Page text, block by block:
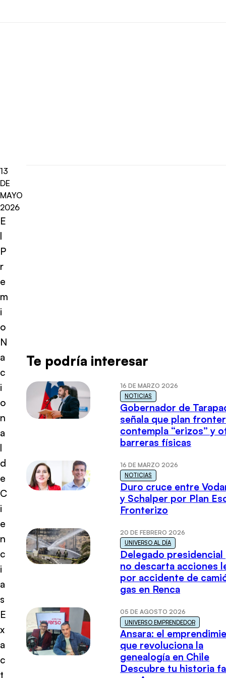
13
DE
MAYO
2026
E
l
P
r
e
m
i
o
N
a
c
i
o
n
a
l
d
e
C
i
e
n
c
i
a
s
E
x
a
c
t
Te podría interesar
16 DE MARZO 2026
NOTICIAS
Gobernador de
señala que plan
contempla “erizos” y
barreras físicas
16 DE MARZO 2026
NOTICIAS
Duro cruce entre
y Schalper por Plan
Fronterizo
20 DE FEBRERO 2026
UNIVERSO AL DÍA
Delegado presidencial
no descarta acciones
por accidente de
gas en Renca
05 DE AGOSTO 2026
UNIVERSO EMPRENDEDOR
Ansara: el
que revoluciona la
genealogía en Chile
Descubre tu historia